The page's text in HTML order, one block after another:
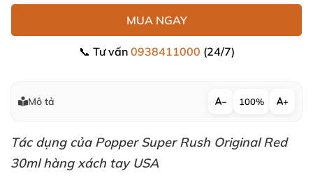
MUA NGAY
📞 Tư vấn 0938411000 (24/7)
Mô tả − 100% +
Tác dụng của Popper Super Rush Original Red
30ml hàng xách tay USA